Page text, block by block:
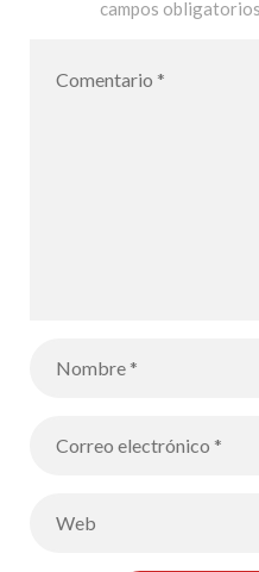
deseos del
campos